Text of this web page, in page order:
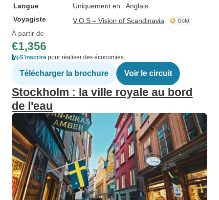
Langue
Uniquement en : Anglais
Voyagiste
V.O.S – Vision of Scandinavia
À partir de
€1,356
S'inscrire pour réaliser des économies
Télécharger la brochure Voir le circuit
Stockholm : la ville royale au bord
de l'eau